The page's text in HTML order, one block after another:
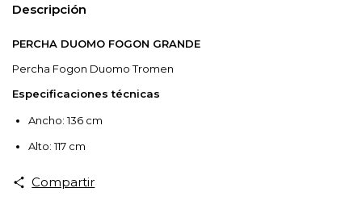
Descripción
PERCHA DUOMO FOGON GRANDE
Percha Fogon Duomo Tromen
Especificaciones técnicas
Ancho: 136 cm
Alto: 117 cm
Compartir